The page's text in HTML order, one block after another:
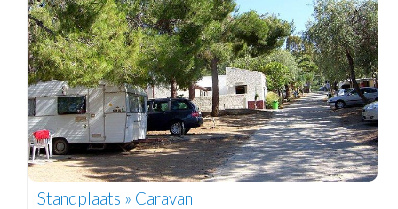
Standplaats » Caravan